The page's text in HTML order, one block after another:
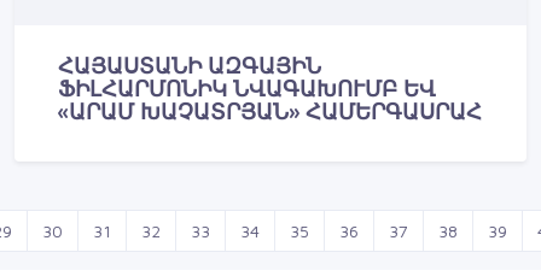
ՀԱՅԱՍՏԱՆԻ ԱԶԳԱՅԻՆ
ՖԻԼՀԱՐՄՈՆԻԿ ՆՎԱԳԱԽՈՒՄԲ ԵՎ
«ԱՐԱՄ ԽԱՉԱՏՐՅԱՆ» ՀԱՄԵՐԳԱՍՐԱՀ
30 31 32 33 34 35 36 37 38 39